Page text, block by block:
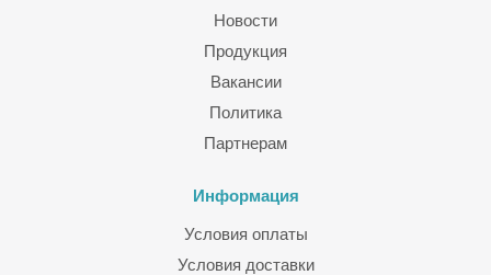
Новости
Продукция
Вакансии
Политика
Партнерам
Информация
Условия оплаты
Условия доставки